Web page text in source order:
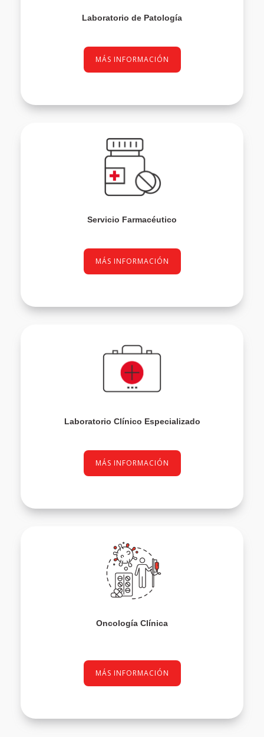
Laboratorio de Patología
MÁS INFORMACIÓN
Servicio Farmacéutico
MÁS INFORMACIÓN
Laboratorio Clínico Especializado
MÁS INFORMACIÓN
Oncología Clínica
MÁS INFORMACIÓN